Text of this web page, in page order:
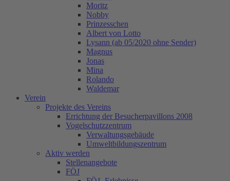
Moritz
Nobby
Prinzesschen
Albert von Lotto
Lysann (ab 05/2020 ohne Sender)
Magnus
Jonas
Mina
Rolando
Waldemar
Verein
Projekte des Vereins
Errichtung der Besucherpavillons 2008
Vogelschutzzentrum
Verwaltungsgebäude
Umweltbildungszentrum
Aktiv werden
Stellenangebote
FÖJ